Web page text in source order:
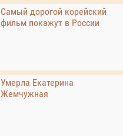
Самый дорогой корейский
фильм покажут в России
Умерла Екатерина
Жемчужная